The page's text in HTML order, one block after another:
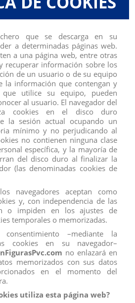
ACCESORIOS GOMA ESPUMA
que se descarga en su
a determinadas páginas web.
a una página web, entre otras
recuperar información sobre los
de un usuario o de su equipo
la información que contengan y
utilice su equipo, pueden
al usuario. El navegador del
cookies en el disco duro
la sesión actual ocupando un
mínimo y no perjudicando al
no contienen ninguna clase
específica, y la mayoría de
del disco duro al finalizar la
(las denominadas cookies de
navegadores aceptan como
y, con independencia de las
o impiden en los ajustes de
temporales o memorizadas.
–mediante la
cookies en su navegador–
no enlazará en
memorizados con sus datos
en el momento del
utiliza esta página web?